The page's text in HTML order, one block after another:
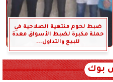
ضبط لحوم منتهية الصلاحية في
حملة مكبرة لضبط الأسواق معدة
للبيع والتداول...
بوك